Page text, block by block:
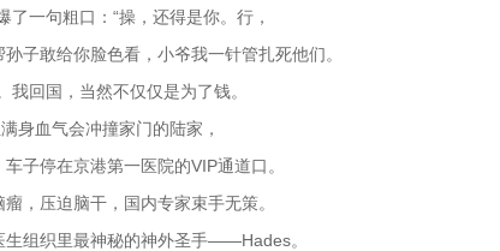
一句粗口：“操，还得是你。行，
子敢给你脸色看，小爷我一针管扎死他们。
回国，当然不仅仅是为了钱。
身血气会冲撞家门的陆家，
子停在京港第一医院的VIP通道口。
，压迫脑干，国内专家束手无策。
组织里最神秘的神外圣手——Hades。